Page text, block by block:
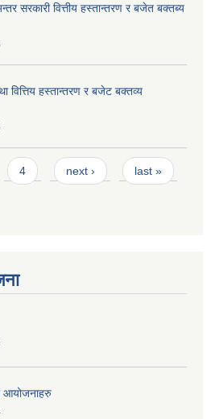
सरकारी वित्तीय हस्तान्तरण र बजेत बक्तब्य
वित्तिय हस्तान्तरण र बजेट बक्तव्य
4 next › last »
आयोजनाहरु